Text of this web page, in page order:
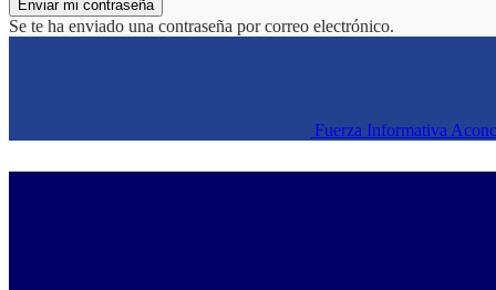
Se te ha enviado una contraseña por correo electrónico.
Fuerza Informativa